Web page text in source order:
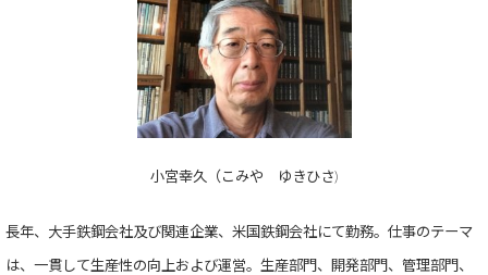
小宮幸久（こみや ゆきひさ)
長年、大手鉄鋼会社及び関連企業、米国鉄鋼会社にて勤務。仕事のテーマ
は、一貫して生産性の向上および運営。生産部門、開発部門、管理部門、